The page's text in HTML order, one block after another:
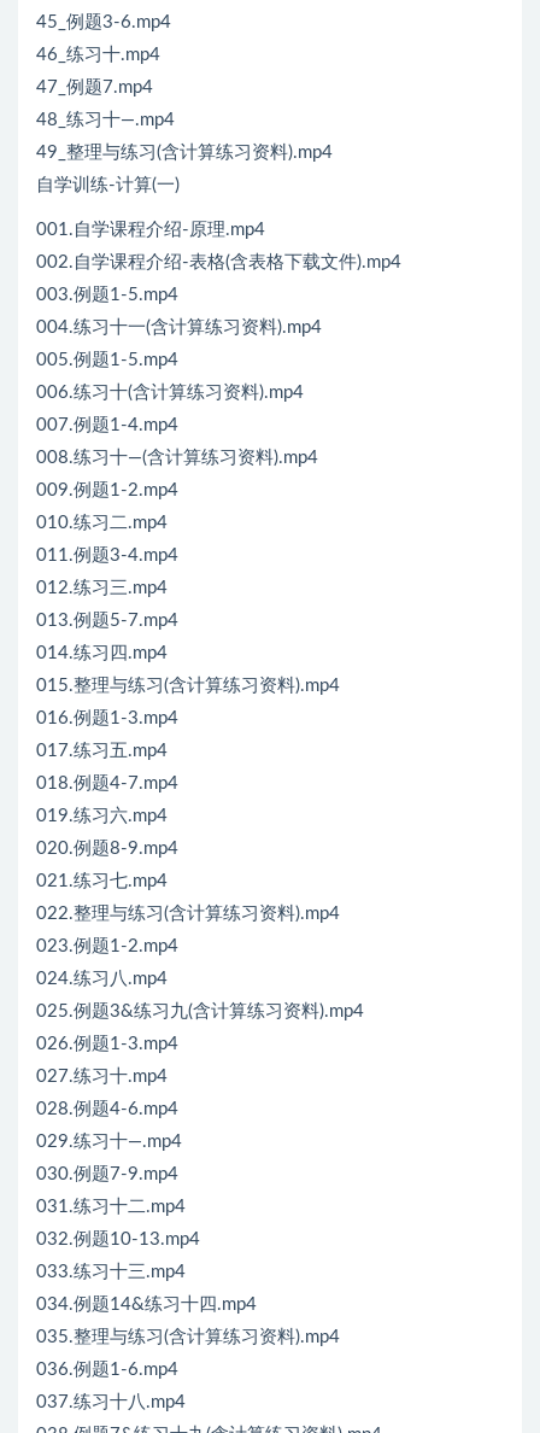
45_例题3-6.mp4
46_练习十.mp4
47_例题7.mp4
48_练习十—.mp4
49_整理与练习(含计算练习资料).mp4
自学训练-计算(一)
001.自学课程介绍-原理.mp4
002.自学课程介绍-表格(含表格下载文件).mp4
003.例题1-5.mp4
004.练习十一(含计算练习资料).mp4
005.例题1-5.mp4
006.练习十(含计算练习资料).mp4
007.例题1-4.mp4
008.练习十—(含计算练习资料).mp4
009.例题1-2.mp4
010.练习二.mp4
011.例题3-4.mp4
012.练习三.mp4
013.例题5-7.mp4
014.练习四.mp4
015.整理与练习(含计算练习资料).mp4
016.例题1-3.mp4
017.练习五.mp4
018.例题4-7.mp4
019.练习六.mp4
020.例题8-9.mp4
021.练习七.mp4
022.整理与练习(含计算练习资料).mp4
023.例题1-2.mp4
024.练习八.mp4
025.例题3&练习九(含计算练习资料).mp4
026.例题1-3.mp4
027.练习十.mp4
028.例题4-6.mp4
029.练习十—.mp4
030.例题7-9.mp4
031.练习十二.mp4
032.例题10-13.mp4
033.练习十三.mp4
034.例题14&练习十四.mp4
035.整理与练习(含计算练习资料).mp4
036.例题1-6.mp4
037.练习十八.mp4